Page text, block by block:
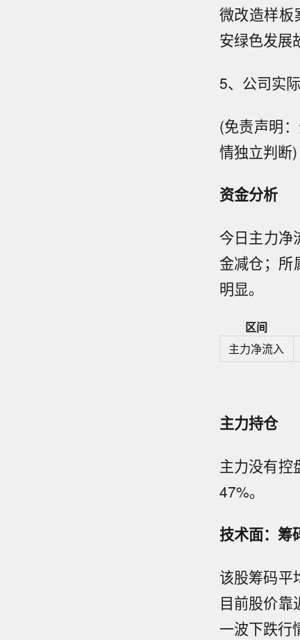
微改造样板
安绿色发展
5、公司实
(免责声明
情独立判断)
资金分析
今日主力净
金减仓；所
明显。
区间
主力净流入
主力持仓
主力没有控
47%。
技术面：筹
该股筹码平
目前股价
一波下跌行